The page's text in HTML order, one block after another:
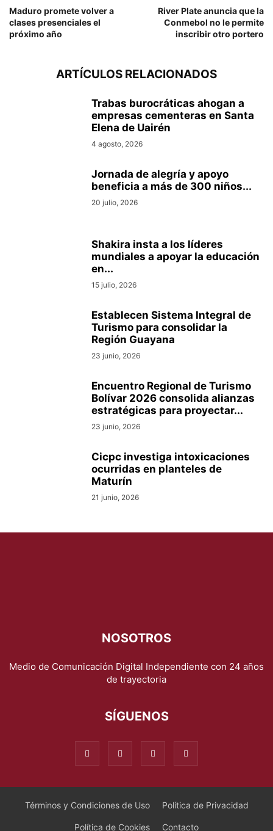
Maduro promete volver a
clases presenciales el
próximo año
River Plate anuncia que la
Conmebol no le permite
inscribir otro portero
ARTÍCULOS RELACIONADOS
Trabas burocráticas ahogan a
empresas cementeras en Santa
Elena de Uairén
4 agosto, 2026
Jornada de alegría y apoyo
beneficia a más de 300 niños...
20 julio, 2026
Shakira insta a los líderes
mundiales a apoyar la educación
en...
15 julio, 2026
Establecen Sistema Integral de
Turismo para consolidar la
Región Guayana
23 junio, 2026
Encuentro Regional de Turismo
Bolívar 2026 consolida alianzas
estratégicas para proyectar...
23 junio, 2026
Cicpc investiga intoxicaciones
ocurridas en planteles de
Maturín
21 junio, 2026
NOSOTROS
Medio de Comunicación Digital Independiente con 24 años
de trayectoria
SÍGUENOS
Términos y Condiciones de Uso Política de Privacidad
Política de Cookies Contacto